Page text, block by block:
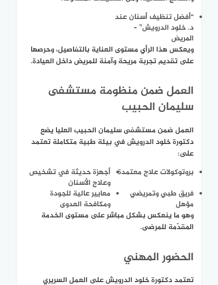
“أفضل تنظيف أسنان عند
د. خلود الدرويش” –
المريض
ويعكس هذا الرأي مستوى العناية بالتفاصيل، وحرصها
على تقديم تجربة مريحة وآمنة للمريض داخل العيادة.
العمل ضمن منظومة مستشفى
سليمان الحبيب
العمل ضمن مستشفى سليمان الحبيب العليا يضع
دكتورة خلود الدرويش في بيئة طبية متكاملة تعتمد
على:
بروتوكولات علاج معتمدة أجهزة حديثة في تشخيص
وعلاج الأسنان
فريق طبي وتمريضي
مؤهل
معايير عالية للجودة
ومكافحة العدوى
وهو ما ينعكس بشكل مباشر على مستوى الخدمة
المقدّمة للمرضى.
الحضور المهني
تعتمد دكتورة خلود الدرويش على العمل السريري